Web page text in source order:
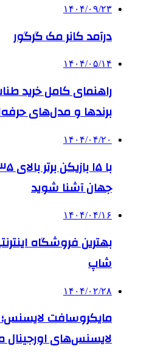
۱۴۰۴/۰۹/۲۳
درآمد کانر مک گرگور
۱۴۰۴/۰۵/۱۴
راهنمای کامل خرید
برندها و مدل‌های
۱۴۰۴/۰۴/۲۰
جهان آشنا شوید
۱۴۰۴/۰۴/۱۶
بهترین فروشگاه
شاپ
۱۴۰۴/۰۲/۲۸
مایکروسافت
لایسنس‌های اورجینال